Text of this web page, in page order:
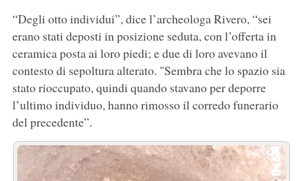
“Degli otto individui”, dice l’archeologa Rivero, “sei
erano stati deposti in posizione seduta, con l’offerta in
ceramica posta ai loro piedi; e due di loro avevano il
contesto di sepoltura alterato. "Sembra che lo spazio sia
stato rioccupato, quindi quando stavano per deporre
l’ultimo individuo, hanno rimosso il corredo funerario
del precedente”.